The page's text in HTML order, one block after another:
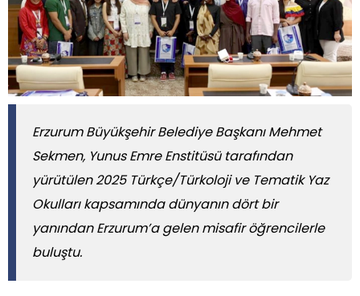
​​​​​​​Erzurum Büyükşehir Belediye Başkanı Mehmet
Sekmen, Yunus Emre Enstitüsü tarafından
yürütülen 2025 Türkçe/Türkoloji ve Tematik Yaz
Okulları kapsamında dünyanın dört bir
yanından Erzurum’a gelen misafir öğrencilerle
buluştu.